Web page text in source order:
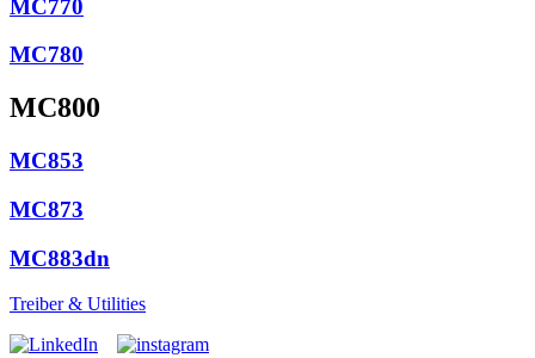
MC770
MC780
MC800
MC853
MC873
MC883dn
Treiber & Utilities